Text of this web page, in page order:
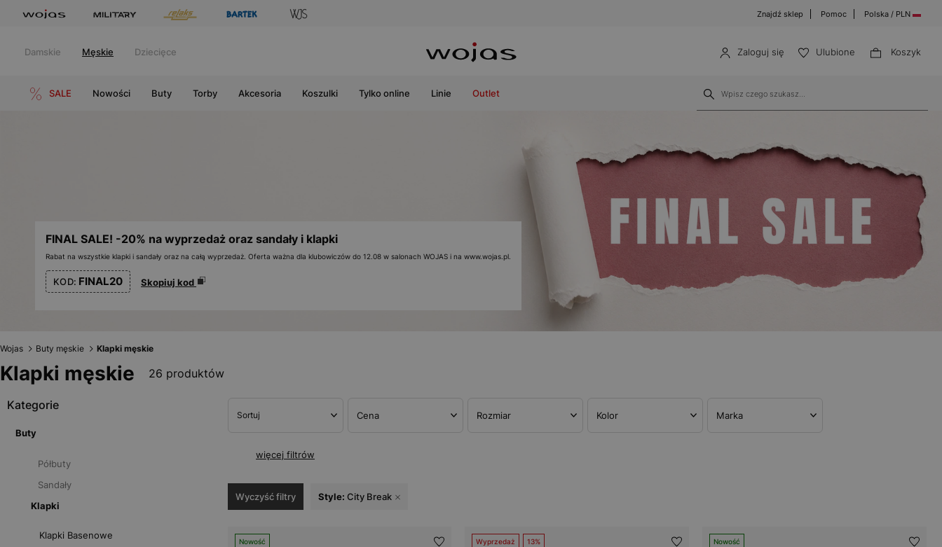
Znajdź sklep Pomoc Polska / PLN
Damskie Męskie Dziecięce Zaloguj się Ulubione Koszyk
SALE Nowości Buty Torby Akcesoria Koszulki Tylko online Linie Outlet
FINAL SALE! -20% na wyprzedaż oraz sandały i klapki
Rabat na wszystkie klapki i sandały oraz na całą wyprzedaż. Oferta ważna dla klubowiczów do 12.08 w salonach WOJAS i na www.wojas.pl.
KOD: FINAL20 Skopiuj kod
Wojas Buty męskie Klapki męskie
Klapki męskie 26 produktów
Kategorie
Buty
Półbuty
Sandały
Klapki
Klapki Basenowe
Sortuj Cena Rozmiar Kolor Marka
więcej filtrów
Wyczyść filtry Style: City Break
Nowość Wyprzedaż 13% Nowość